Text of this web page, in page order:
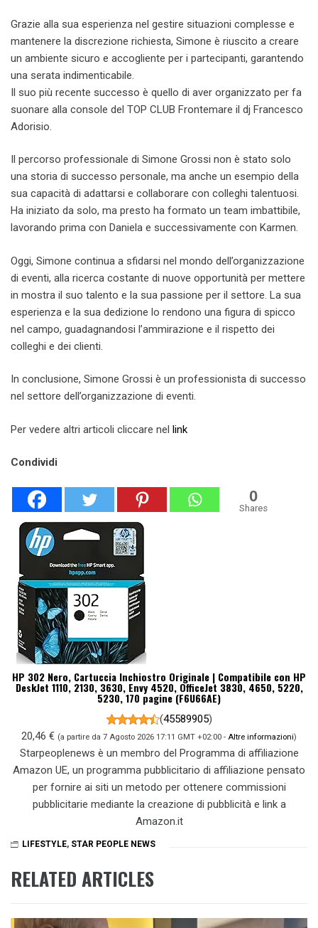
Grazie alla sua esperienza nel gestire situazioni complesse e
mantenere la discrezione richiesta, Simone è riuscito a creare
un ambiente sicuro e accogliente per i partecipanti, garantendo
una serata indimenticabile.
Il suo più recente successo è quello di aver organizzato per fa
suonare alla console del TOP CLUB Frontemare il dj Francesco
Adorisio.
Il percorso professionale di Simone Grossi non è stato solo
una storia di successo personale, ma anche un esempio della
sua capacità di adattarsi e collaborare con colleghi talentuosi.
Ha iniziato da solo, ma presto ha formato un team imbattibile,
lavorando prima con Daniela e successivamente con Karmen.
Oggi, Simone continua a sfidarsi nel mondo dell’organizzazione
di eventi, alla ricerca costante di nuove opportunità per mettere
in mostra il suo talento e la sua passione per il settore. La sua
esperienza e la sua dedizione lo rendono una figura di spicco
nel campo, guadagnandosi l’ammirazione e il rispetto dei
colleghi e dei clienti.
In conclusione, Simone Grossi è un professionista di successo
nel settore dell’organizzazione di eventi.
Per vedere altri articoli cliccare nel link
Condividi
0
Shares
HP 302 Nero, Cartuccia Inchiostro Originale | Compatibile con HP
DeskJet 1110, 2130, 3630, Envy 4520, OfficeJet 3830, 4650, 5220,
5230, 170 pagine (F6U66AE)
(45589905)
20,46 € (a partire da 7 Agosto 2026 17:11 GMT +02:00 - Altre informazioni)
Starpeoplenews è un membro del Programma di affiliazione
Amazon UE, un programma pubblicitario di affiliazione pensato
per fornire ai siti un metodo per ottenere commissioni
pubblicitarie mediante la creazione di pubblicità e link a
Amazon.it
LIFESTYLE, STAR PEOPLE NEWS
RELATED ARTICLES